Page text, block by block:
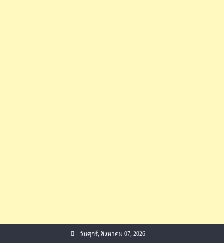
วันศุกร์, สิงหาคม 07, 2026